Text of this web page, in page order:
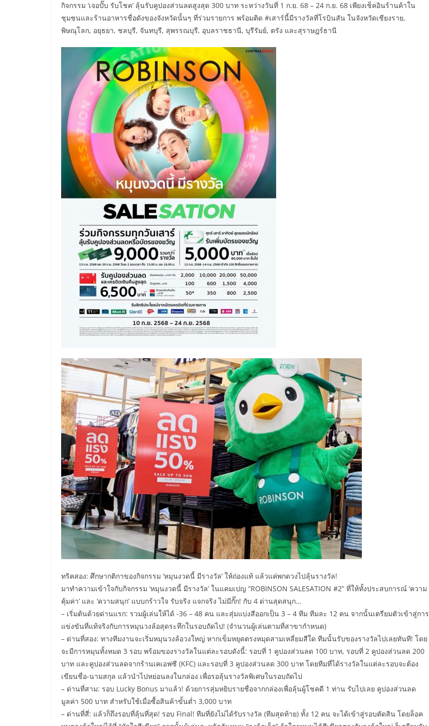
กิจกรรม ‘เจอปั๊บ รับโชค’ ลุ้นรับคูปองส่วนลดสูงสุด 300 บาท ระหว่างวันที่ 1 ก.ย. 68 – 24 ก.ย. 68 เพียงเช็คอินร้านค้าใน
ชุมชนและร้านอาหารชื่อดังของจังหวัดนั้นๆ ที่ร่วมรายการ พร้อมติด #เสาร์นี้มีรางวัลที่โรบินสัน ในจังหวัดเชียงราย,
พิษณุโลก, อยุธยา, ชลบุรี, จันทบุรี, สุพรรณบุรี, อุบลราชธานี, บุรีรัมย์, ตรัง และสุราษฎร์ธานี
ทริคสอง: ศึกษากติกาของกิจกรรม ‘หมุนงวดนี้ มีรางวัล’ ให้ถ่องแท้ แล้วแค่พกดวงไปลุ้นรางวัล!
​มาทำความเข้าใจกับกิจกรรม ‘หมุนงวดนี้ มีรางวัล’ ในแคมเปญ “ROBINSON SALESATION #2” ที่ให้ทั้งประสบการณ์ ‘ความ
คุ้มค่า’ และ ‘ความสนุก’ แบบกร้าวใจ รับจริง แจกจริง ไม่มีกั๊ก! กับ 4 ด่านสุดสนุก…
– เริ่มต้นด้วยด่านแรก: รวมผู้เล่นให้ได้ -36 – 48 คน และสุ่มแบ่งสีออกเป็น 3 – 4 ทีม ทีมละ 12 คน จากนั้นเตรียมตัวเข้าสู่การ
แข่งขันที่แท้จริงกับการหมุนวงล้อสุดระทึกในรอบถัดไป! (จำนวนผู้เล่นตามที่สาขากำหนด)
– ด่านที่สอง: ทางทีมงานจะเริ่มหมุนวงล้อวงใหญ่ หากเข็มหยุดตรงหมุดสามเหลี่ยมสีใด ทีมนั้นรับของรางวัลไปเลยทันที! โดย
จะมีการหมุนทั้งหมด 3 รอบ พร้อมของรางวัลในแต่ละรอบดังนี้: รอบที่ 1 คูปองส่วนลด 100 บาท, รอบที่ 2 คูปองส่วนลด 200
บาท และคูปองส่วนลดจากร้านเคเอฟซี (KFC) และรอบที่ 3 คูปองส่วนลด 300 บาท โดยทีมที่ได้รางวัลในแต่ละรอบจะต้อง
เขียนชื่อ-นามสกุล แล้วนำไปหย่อนลงในกล่อง เพื่อรอลุ้นรางวัลพิเศษในรอบถัดไป
– ด่านที่สาม: รอบ Lucky Bonus มาแล้ว! ด้วยการสุ่มหยิบรายชื่อจากกล่องเพื่อลุ้นผู้โชคดี 1 ท่าน รับไปเลย คูปองส่วนลด
มูลค่า 500 บาท สำหรับใช้เมื่อซื้อสินค้าขั้นต่ำ 3,000 บาท
– ด่านที่สี่: แล้วก็ถึงรอบที่ลุ้นที่สุด! รอบ Final! ทีมที่ยังไม่ได้รับรางวัล (ทีมสุดท้าย) ทั้ง 12 คน จะได้เข้าสู่รอบตัดสิน โดยล็อค